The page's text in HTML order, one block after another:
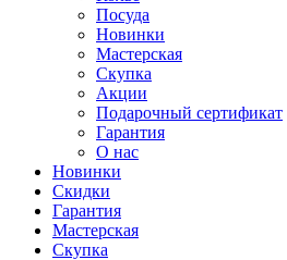
Посуда
Новинки
Мастерская
Скупка
Акции
Подарочный сертификат
Гарантия
О нас
Новинки
Скидки
Гарантия
Мастерская
Скупка